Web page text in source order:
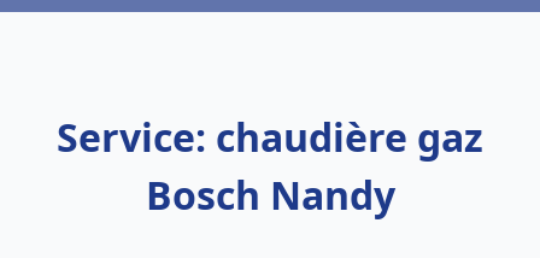
Service: chaudière gaz
Bosch Nandy